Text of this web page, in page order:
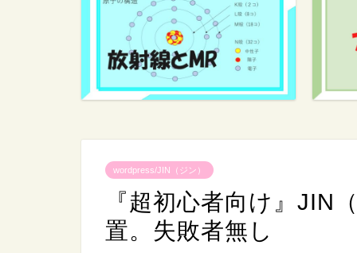
wordpress/JIN（ジン）
『超初心者向け』JIN
置。失敗者無し